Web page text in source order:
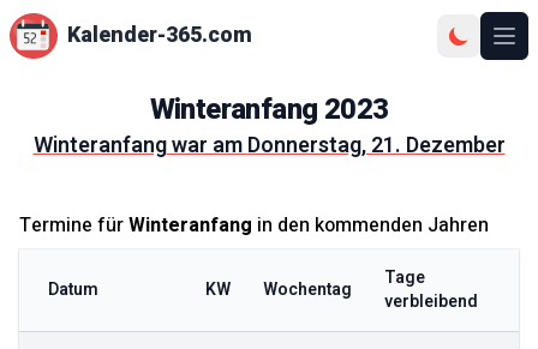
Kalender-365.com
Winteranfang 2023
Winteranfangwar amDonnerstag, 21. Dezember
Termine fürWinteranfang in den kommenden Jahren
Datum KW Wochentag
Tage
verbleibend